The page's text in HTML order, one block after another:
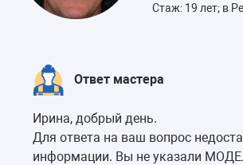
Стаж: 19 лет; в
Ответ мастера
Ирина, добрый день.
Для ответа на ваш вопрос
информации. Вы не указали